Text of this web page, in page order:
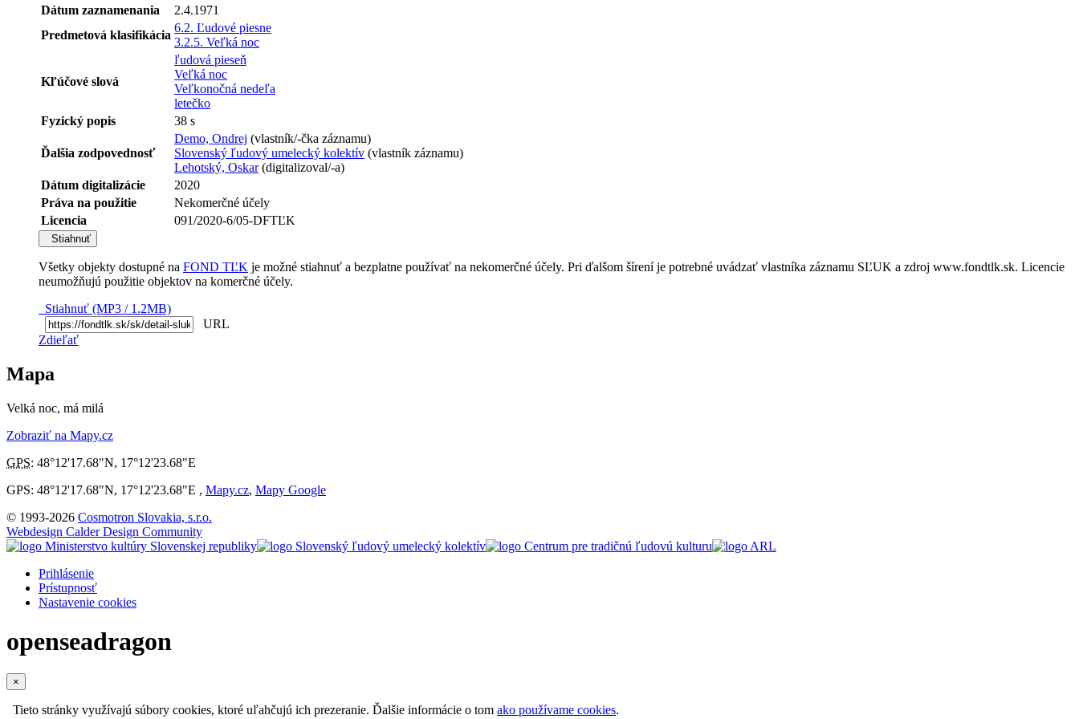
Dátum zaznamenania
2.4.1971
Predmetová klasifikácia
6.2. Ľudové piesne
3.2.5. Veľká noc
Kľúčové slová
ľudová pieseň
Veľká noc
Veľkonočná nedeľa
letečko
Fyzický popis
38 s
Ďalšia zodpovednosť
Demo, Ondrej (vlastník/-čka záznamu)
Slovenský ľudový umelecký kolektív (vlastník záznamu)
Lehotský, Oskar(digitalizoval/-a)
Dátum digitalizácie
2020
Práva na použitie
Nekomerčné účely
Licencia
091/2020-6/05-DFTĽK
Stiahnuť
Všetky objekty dostupné na FOND TĽK je možné stiahnuť a bezplatne používať na nekomerčné účely. Pri ďalšom šírení je potrebné uvádzať vlastníka záznamu SĽUK a zdroj www.fondtlk.sk. Licencie
neumožňujú použitie objektov na komerčné účely.
Stiahnuť (MP3 / 1.2MB)
URL
Zdieľať
Mapa
Velká noc, má milá
Zobraziť na Mapy.cz
GPS: 48°12'17.68"N, 17°12'23.68"E
GPS: 48°12'17.68"N, 17°12'23.68"E , Mapy.cz, Mapy Google
© 1993-2026 Cosmotron Slovakia, s.r.o.
Webdesign Calder Design Community
Prihlásenie
Prístupnosť
Nastavenie cookies
openseadragon
×
Tieto stránky využívajú súbory cookies, ktoré uľahčujú ich prezeranie. Ďalšie informácie o tom ako používame cookies.